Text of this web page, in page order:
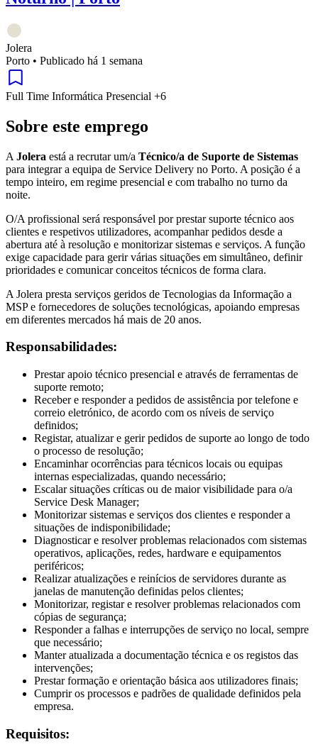
Jolera
Porto • Publicado há 1 semana
Full Time Informática Presencial +6
Sobre este emprego
A Jolera está a recrutar um/a Técnico/a de Suporte de Sistemas
para integrar a equipa de Service Delivery no Porto. A posição é a
tempo inteiro, em regime presencial e com trabalho no turno da
noite.
O/A profissional será responsável por prestar suporte técnico aos
clientes e respetivos utilizadores, acompanhar pedidos desde a
abertura até à resolução e monitorizar sistemas e serviços. A função
exige capacidade para gerir várias situações em simultâneo, definir
prioridades e comunicar conceitos técnicos de forma clara.
A Jolera presta serviços geridos de Tecnologias da Informação a
MSP e fornecedores de soluções tecnológicas, apoiando empresas
em diferentes mercados há mais de 20 anos.
Responsabilidades:
Prestar apoio técnico presencial e através de ferramentas de
suporte remoto;
Receber e responder a pedidos de assistência por telefone e
correio eletrónico, de acordo com os níveis de serviço
definidos;
Registar, atualizar e gerir pedidos de suporte ao longo de todo
o processo de resolução;
Encaminhar ocorrências para técnicos locais ou equipas
internas especializadas, quando necessário;
Escalar situações críticas ou de maior visibilidade para o/a
Service Desk Manager;
Monitorizar sistemas e serviços dos clientes e responder a
situações de indisponibilidade;
Diagnosticar e resolver problemas relacionados com sistemas
operativos, aplicações, redes, hardware e equipamentos
periféricos;
Realizar atualizações e reinícios de servidores durante as
janelas de manutenção definidas pelos clientes;
Monitorizar, registar e resolver problemas relacionados com
cópias de segurança;
Responder a falhas e interrupções de serviço no local, sempre
que necessário;
Manter atualizada a documentação técnica e os registos das
intervenções;
Prestar formação e orientação básica aos utilizadores finais;
Cumprir os processos e padrões de qualidade definidos pela
empresa.
Requisitos: